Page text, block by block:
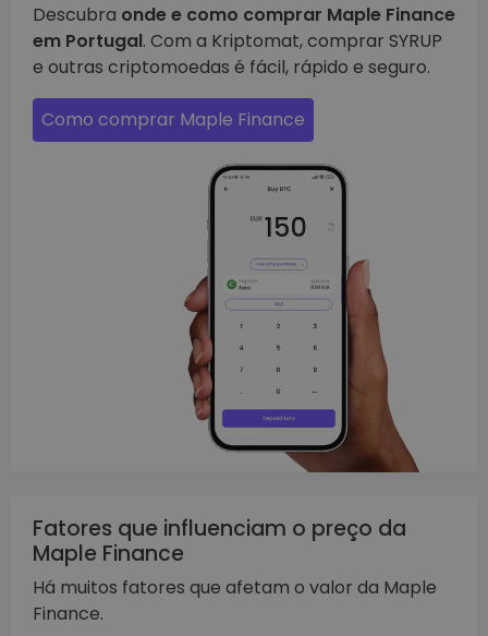
Descubra onde e como comprar Maple Finance
em Portugal. Com a Kriptomat, comprar SYRUP
e outras criptomoedas é fácil, rápido e seguro.
Como comprar Maple Finance
Fatores que influenciam o preço da
Maple Finance
Há muitos fatores que afetam o valor da Maple
Finance.